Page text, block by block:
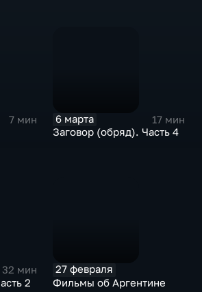
7 мин 6 марта
17 мин
Заговор (обряд). Часть 4
32 мин
2
27 февраля
Фильмы об Аргентине